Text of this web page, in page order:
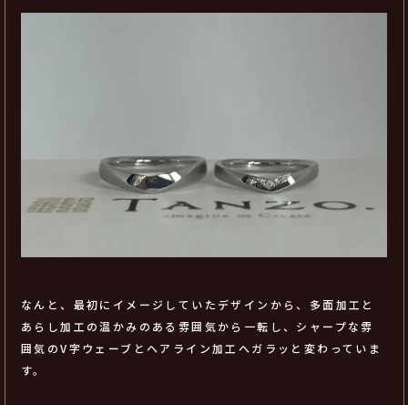
なんと、最初にイメージしていたデザインから、多面加工と
あらし加工の温かみのある雰囲気から一転し、シャープな雰
囲気のV字ウェーブとヘアライン加工へガラッと変わっていま
す。